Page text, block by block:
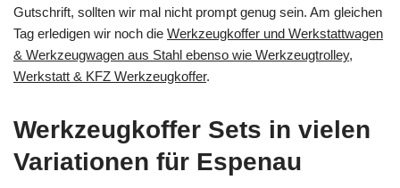
Gutschrift, sollten wir mal nicht prompt genug sein. Am gleichen
Tag erledigen wir noch die Werkzeugkoffer und Werkstattwagen
& Werkzeugwagen aus Stahl ebenso wie Werkzeugtrolley,
Werkstatt & KFZ Werkzeugkoffer.
Werkzeugkoffer Sets in vielen
Variationen für Espenau